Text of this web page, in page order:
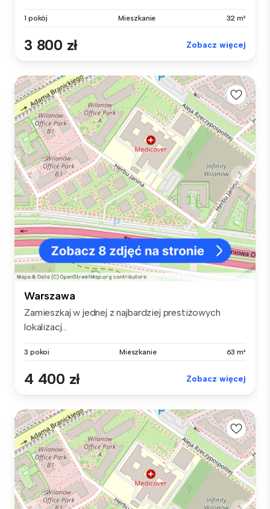
1 pokój Mieszkanie 32 m²
3 800 zł Zobacz więcej
Warszawa
Zamieszkaj w jednej z najbardziej prestiżowych
lokalizacj...
3 pokoi Mieszkanie 63 m²
4 400 zł Zobacz więcej